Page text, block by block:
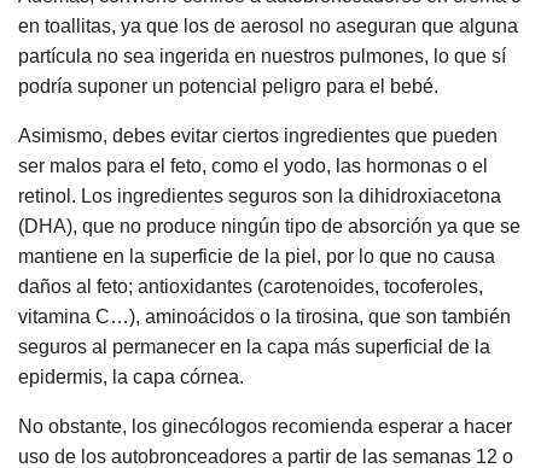
en toallitas, ya que los de aerosol no aseguran que alguna
partícula no sea ingerida en nuestros pulmones, lo que sí
podría suponer un potencial peligro para el bebé.
Asimismo, debes evitar ciertos ingredientes que pueden
ser malos para el feto, como el yodo, las hormonas o el
retinol. Los ingredientes seguros son la dihidroxiacetona
(DHA), que no produce ningún tipo de absorción ya que se
mantiene en la superficie de la piel, por lo que no causa
daños al feto; antioxidantes (carotenoides, tocoferoles,
vitamina C…), aminoácidos o la tirosina, que son también
seguros al permanecer en la capa más superficial de la
epidermis, la capa córnea.
No obstante, los ginecólogos recomienda esperar a hacer
uso de los autobronceadores a partir de las semanas 12 o